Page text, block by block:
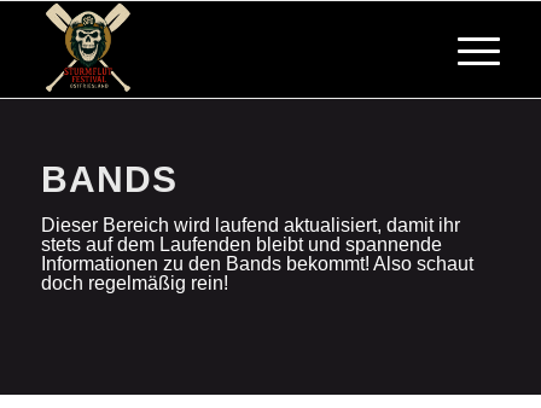
BANDS
Dieser Bereich wird laufend aktualisiert, damit ihr
stets auf dem Laufenden bleibt und spannende
Informationen zu den Bands bekommt! Also schaut
doch regelmäßig rein!